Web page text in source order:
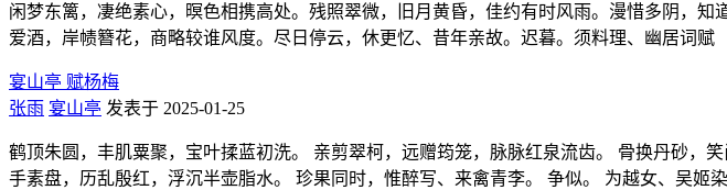
闲梦东篱，凄绝素心，暝色相携高处。残照翠微，旧月黄昏，佳约有时风雨。漫惜多阴，
爱酒，岸帻簪花，商略较谁风度。尽日停云，休更忆、昔年亲故。迟暮。须料理、幽居词赋
宴山亭 赋杨梅
张雨 宴山亭 发表于 2025-01-25
鹤顶朱圆，丰肌粟聚，宝叶揉蓝初洗。 亲剪翠柯，远赠筠笼，脉脉红泉流齿。 骨换丹砂，
手素盘，历乱殷红，浮沉半壶脂水。 珍果同时，惟醉写、来禽青李。 争似。 为越女、吴姬